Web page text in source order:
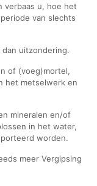
verbaas u, hoe het
van slechts
uitzondering.
of (voeg)mortel,
het metselwerk en
mineralen en/of
in het water,
worden.
meer Vergipsing